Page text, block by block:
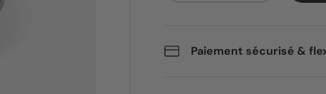
Paiement sécurisé &